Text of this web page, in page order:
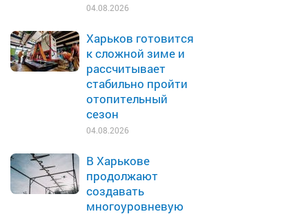
04.08.2026
Харьков готовится
к сложной зиме и
рассчитывает
стабильно пройти
отопительный
сезон
04.08.2026
В Харькове
продолжают
создавать
многоуровневую